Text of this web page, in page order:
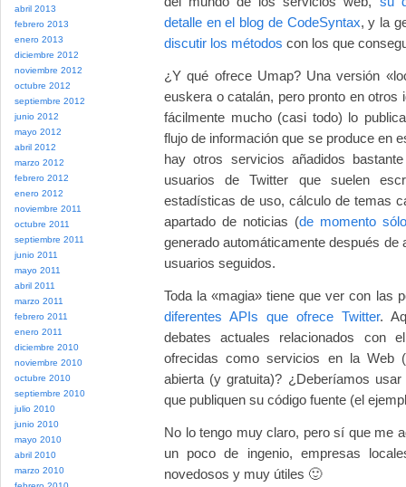
abril 2013
febrero 2013
enero 2013
diciembre 2012
noviembre 2012
octubre 2012
septiembre 2012
junio 2012
mayo 2012
abril 2012
marzo 2012
febrero 2012
enero 2012
noviembre 2011
octubre 2011
septiembre 2011
junio 2011
mayo 2011
abril 2011
marzo 2011
febrero 2011
enero 2011
diciembre 2010
noviembre 2010
octubre 2010
septiembre 2010
julio 2010
junio 2010
mayo 2010
abril 2010
marzo 2010
detalle en el blog de CodeSyntax, y la
discutir los métodos con los que
¿Y qué ofrece Umap? Una versión
euskera o catalán, pero pronto en
fácilmente mucho (casi todo) lo
flujo de información que se produce en
hay otros servicios añadidos
usuarios de Twitter que suelen
estadísticas de uso, cálculo de temas
apartado de noticias (de momento
generado automáticamente después
usuarios seguidos.
Toda la «magia» tiene que ver con las
diferentes APIs que ofrece Twitter.
debates actuales relacionados con
ofrecidas como servicios en la Web (
abierta (y gratuita)? ¿Deberíamos
que publiquen su código fuente (el
No lo tengo muy claro, pero sí que me
un poco de ingenio, empresas
novedosos y muy útiles 🙂